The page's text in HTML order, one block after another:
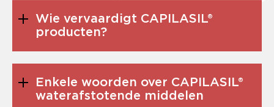
Wie vervaardigt CAPILASIL®
producten?
Enkele woorden over CAPILASIL®
waterafstotende middelen